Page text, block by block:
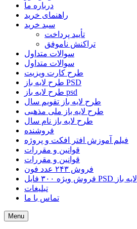
درباره ما
راهنمای خرید
سبد خرید
تأیید پرداخت
تراکنش ناموفق
سوالات متداول
سوالات متداول
طرح کارت ویزیت
طرح لایه باز PSD
طرح لایه باز psd
طرح لایه باز تقویم سال
طرح لایه باز ملی مذهبی
طرح لایه باز نام سال
فروشنده
فیلم آموزش افتر افکت و پروژه
قوانین و مقررات
قوانین و مقررات
فروش ۲۴۳ عدد فون
فروش ویژه ۳۰۰ فایل PSD لایه باز
تبلیغات
تماس با ما
Menu